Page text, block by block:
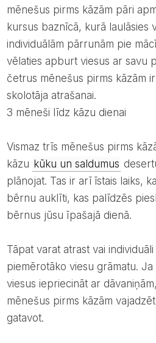
mēnešus pirms kāzām pāri
kursus baznīcā, kurā laulāsies
individuālām pārrunām pie
vēlaties apburt viesus ar savu
četrus mēnešus pirms kāzām
skolotāja atrašanai.
3 mēneši līdz kāzu dienai
Vismaz trīs mēnešus pirms kāzām vajadzētu pasūtīt
kāzu kūku un saldumus
plānojat. Tas ir arī īstais laiks,
bērnu auklīti, kas palīdzēs
bērnus jūsu īpašajā dienā.
Tāpat varat atrast vai individuāli pasūtīt jums
piemērotāko viesu grāmatu.
viesus iepriecināt ar
mēnešus pirms kāzām
gatavot.